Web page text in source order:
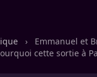
›
Emmanuel et
cette sortie à